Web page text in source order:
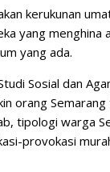
kerukunan
yang menghina
yang ada.
Sosial dan
orang
tipologi warga
provokasi